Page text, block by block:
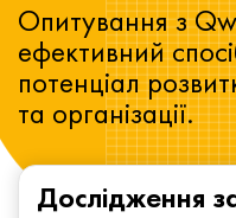
Дослідження
Опитування з
ефективний
потенціал
та організації.